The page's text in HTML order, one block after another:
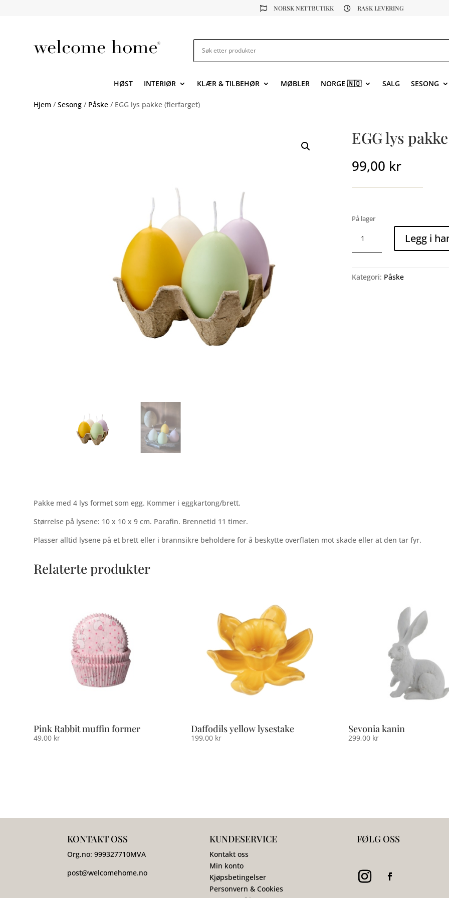
 NORSK NETTBUTIKK  RASK LEVERING
HØST INTERIØR KLÆR & TILBEHØR MØBLER NORGE 🇳🇴 SALG SESONG
Hjem /Sesong / Påske / EGG lys pakke (flerfarget)
EGG lys
99,00 kr
På lager
pakke
antall
Legg i
Kategori: Påske
Pakke med 4 lys formet som egg. Kommer i eggkartong/brett.
Størrelse på lysene: 10 x 10 x 9 cm. Parafin. Brennetid 11 timer.
Plasser alltid lysene på et brett eller i brannsikre beholdere for å beskytte overflaten mot skade eller at den tar fyr.
Relaterte produkter
Pink Rabbit muffin former
49,00 kr
Daffodils yellow lysestake
199,00 kr
Sevonia kanin
299,00 kr
KONTAKT OSS
Org.no:999327710MVA
post@welcomehome.no
KUNDESERVICE
Kontakt oss
Min konto
Kjøpsbetingelser
Personvern & Cookies
FØLG OSS